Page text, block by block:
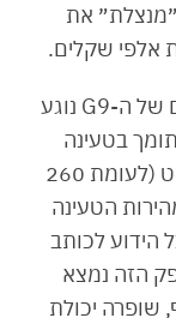
את
אלפי שקלים.
השינוי המשמעותי ביותר במתיחת הפנים של ה-G9 נוגע
בטעינה
מהירה (DC) בהספק של עד 445 קילוואט (לעומת 260
הטעינה
הידוע לכותב
הזה נמצא
שופרה יכולת